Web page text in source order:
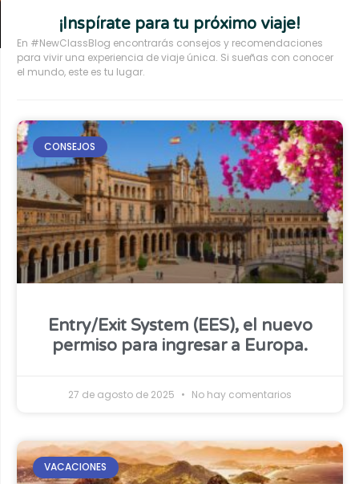
¡Inspírate para tu próximo viaje!
En #NewClassBlog encontrarás consejos y recomendaciones
para vivir una experiencia de viaje única. Si sueñas con conocer
el mundo, este es tu lugar.
CONSEJOS
Entry/Exit System (EES), el nuevo
permiso para ingresar a Europa.
27 de agosto de 2025 No hay comentarios
VACACIONES